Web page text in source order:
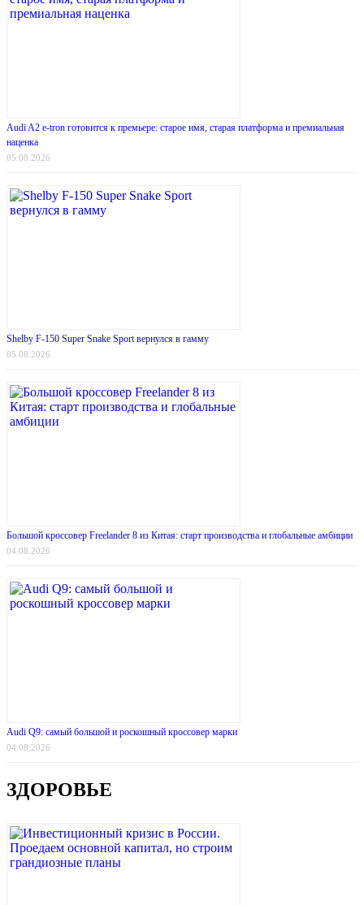
Audi A2 e-tron готовится к премьере: старое имя, старая платформа и премиальная
наценка
05.08.2026
Shelby F-150 Super Snake Sport вернулся в гамму
05.08.2026
Большой кроссовер Freelander 8 из Китая: старт производства и глобальные амбиции
04.08.2026
Audi Q9: самый большой и роскошный кроссовер марки
04.08.2026
ЗДОРОВЬЕ